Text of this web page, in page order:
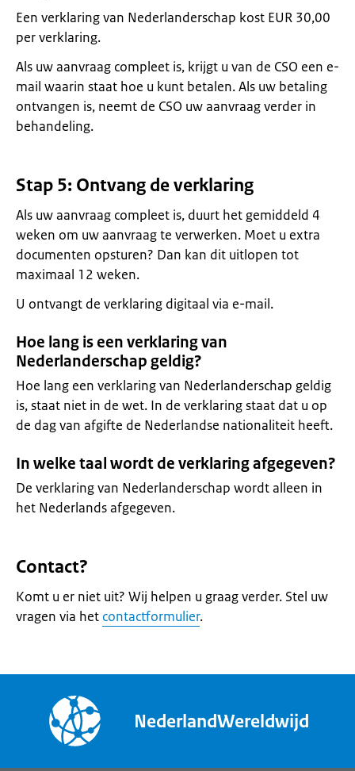
Een verklaring van Nederlanderschap kost EUR 30,00
per verklaring.
Als uw aanvraag compleet is, krijgt u van de CSO een e-
mail waarin staat hoe u kunt betalen. Als uw betaling
ontvangen is, neemt de CSO uw aanvraag verder in
behandeling.
Stap 5: Ontvang de verklaring
Als uw aanvraag compleet is, duurt het gemiddeld 4
weken om uw aanvraag te verwerken. Moet u extra
documenten opsturen? Dan kan dit uitlopen tot
maximaal 12 weken.
U ontvangt de verklaring digitaal via e-mail.
Hoe lang is een verklaring van
Nederlanderschap geldig?
Hoe lang een verklaring van Nederlanderschap geldig
is, staat niet in de wet. In de verklaring staat dat u op
de dag van afgifte de Nederlandse nationaliteit heeft.
In welke taal wordt de verklaring afgegeven?
De verklaring van Nederlanderschap wordt alleen in
het Nederlands afgegeven.
Contact?
Komt u er niet uit? Wij helpen u graag verder. Stel uw
vragen via het contactformulier.
NederlandWereldwijd